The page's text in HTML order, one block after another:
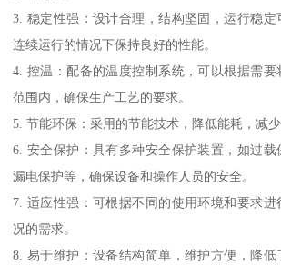
3. 稳定性强：设计合理，结构坚固，运行稳
连续运行的情况下保持良好的性能。
4. 控温：配备的温度控制系统，可以根据需
范围内，确保生产工艺的要求。
5. 节能环保：采用的节能技术，降低能耗，减少
6. 安全保护：具有多种安全保护装置，如过载
漏电保护等，确保设备和操作人员的安全。
7. 适应性强：可根据不同的使用环境和要求
况的需求。
8. 易于维护：设备结构简单，维护方便，降